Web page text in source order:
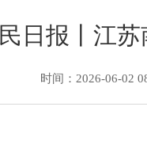
日报丨江
时间：2026-06-02